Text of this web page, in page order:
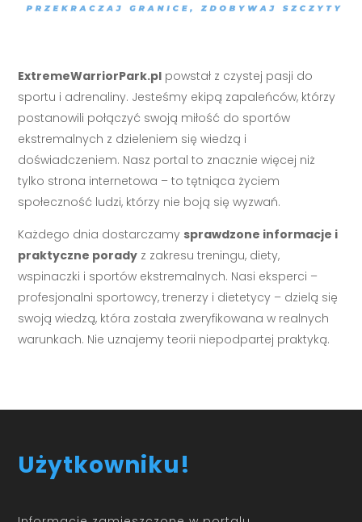
ExtremeWarriorPark.pl powstał z czystej pasji do
sportu i adrenaliny. Jesteśmy ekipą zapaleńców, którzy
postanowili połączyć swoją miłość do sportów
ekstremalnych z dzieleniem się wiedzą i
doświadczeniem. Nasz portal to znacznie więcej niż
tylko strona internetowa – to tętniąca życiem
społeczność ludzi, którzy nie boją się wyzwań.
Każdego dnia dostarczamy sprawdzone informacje i
praktyczne porady z zakresu treningu, diety,
wspinaczki i sportów ekstremalnych. Nasi eksperci –
profesjonalni sportowcy, trenerzy i dietetycy – dzielą się
swoją wiedzą, która została zweryfikowana w realnych
warunkach. Nie uznajemy teorii niepodpartej praktyką.
Użytkowniku!